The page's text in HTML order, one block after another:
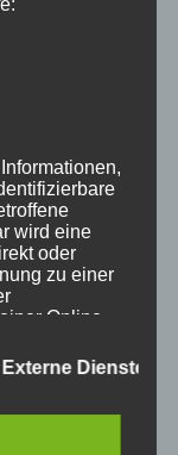
Auszeit
wird eine
oder
zu einer
Online-
der
Externe Dienste